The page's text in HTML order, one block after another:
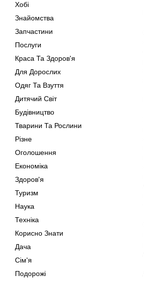
Хобі
Знайомства
Запчастини
Послуги
Краса Та Здоров'я
Для Дорослих
Одяг Та Взуття
Дитячий Світ
Будівництво
Тварини Та Рослини
Різне
Оголошення
Економіка
Здоров'я
Туризм
Наука
Техніка
Корисно Знати
Дача
Сім'я
Подорожі